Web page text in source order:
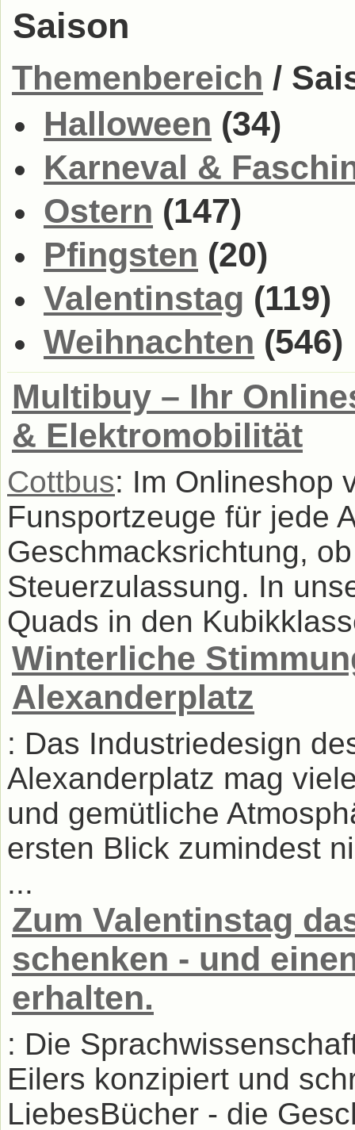
Saison
Themenbereich /
Halloween (34)
Karneval &
Ostern (147)
Pfingsten (20)
Valentinstag (119)
Weihnachten (546)
Multibuy – Ihr
& Elektromobilität
Cottbus: Im Onlineshop
Funsportzeuge für jede
Geschmacksrichtung,
Steuerzulassung. In
Quads in den
Winterliche
Alexanderplatz
: Das Industriedesign
Alexanderplatz mag
und gemütliche
ersten Blick zumindest
...
Zum Valentinstag
schenken - und
erhalten.
: Die
Eilers konzipiert und
LiebesBücher - die